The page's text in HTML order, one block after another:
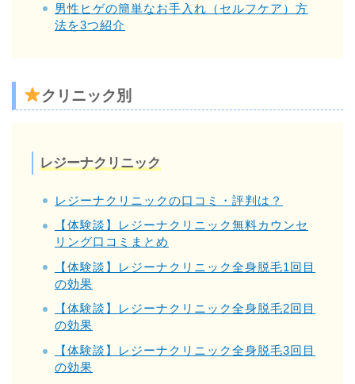
男性ヒゲの簡単なお手入れ（セルフケア）方
法を3つ紹介
クリニック別
レジーナクリニック
レジーナクリニックの口コミ・評判は？
【体験談】レジーナクリニック無料カウンセ
リング口コミまとめ
【体験談】レジーナクリニック全身脱毛1回目
の効果
【体験談】レジーナクリニック全身脱毛2回目
の効果
【体験談】レジーナクリニック全身脱毛3回目
の効果